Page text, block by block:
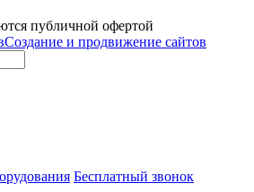
публичной офертой
Создание и продвижение сайтов
Бесплатный звонок